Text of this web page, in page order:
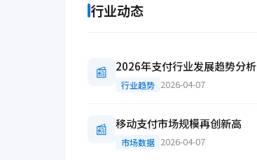
行业动态
📰 2026年支付行业发展趋势分析
行业趋势 2026-04-07
📰 移动支付市场规模再创新高
市场数据 2026-04-07